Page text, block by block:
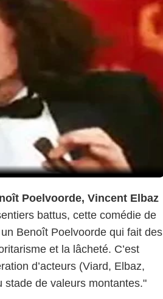
Poelvoorde, Vincent Elbaz
battus, cette comédie de
Benoît Poelvoorde qui fait des
et la lâcheté. C’est
d’acteurs (Viard, Elbaz,
stade de valeurs montantes."